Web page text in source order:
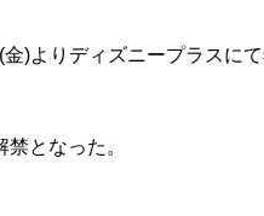
)よりディズニープラスに
となった。